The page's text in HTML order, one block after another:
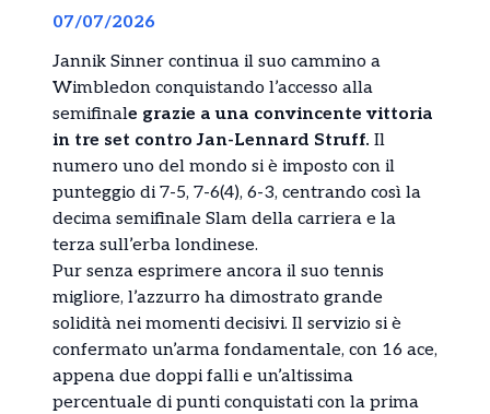
07/07/2026
Jannik Sinner continua il suo cammino a
Wimbledon conquistando l’accesso alla
semifinale grazie a una convincente vittoria
in tre set contro Jan-Lennard Struff. Il
numero uno del mondo si è imposto con il
punteggio di 7-5, 7-6(4), 6-3, centrando così la
decima semifinale Slam della carriera e la
terza sull’erba londinese.
Pur senza esprimere ancora il suo tennis
migliore, l’azzurro ha dimostrato grande
solidità nei momenti decisivi. Il servizio si è
confermato un’arma fondamentale, con 16 ace,
appena due doppi falli e un’altissima
percentuale di punti conquistati con la prima